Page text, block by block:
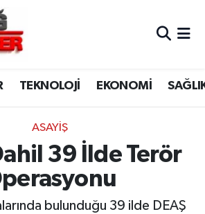
TEKNOLOJİ EKONOMİ
ASAYİŞ
39 İlde Terör
bulunduğu 39 ilde DEAŞ
Durumu
Yoğunluk Haritası
Durumu ve Fikstür